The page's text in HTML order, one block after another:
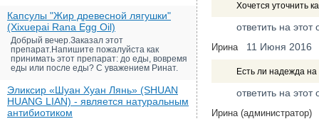
Капсулы "Жир древесной лягушки"
(Xixuepai Rana Egg Oil)
Добрый вечер.Заказал этот
препарат.Напишите пожалуйста как
принимать этот препарат: до еды, вовремя
еды или после еды? С уважением Ринат.
Эликсир «Шуан Хуан Лянь» (SHUAN
HUANG LIAN) - является натуральным
антибиотиком
Хочется уточнить
ответить на этот
Ирина 11 Июня 2016
Есть ли надежда
ответить на этот
Ирина (администратор)